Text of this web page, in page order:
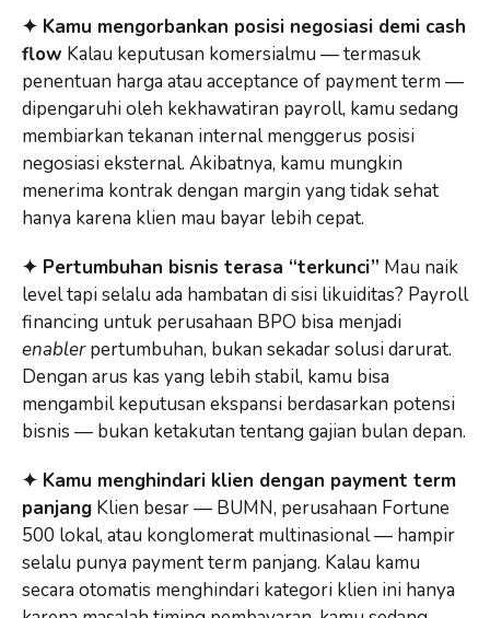
✦ Kamu mengorbankan posisi negosiasi demi cash
flow Kalau keputusan komersialmu — termasuk
penentuan harga atau acceptance of payment term —
dipengaruhi oleh kekhawatiran payroll, kamu sedang
membiarkan tekanan internal menggerus posisi
negosiasi eksternal. Akibatnya, kamu mungkin
menerima kontrak dengan margin yang tidak sehat
hanya karena klien mau bayar lebih cepat.
✦ Pertumbuhan bisnis terasa “terkunci” Mau naik
level tapi selalu ada hambatan di sisi likuiditas? Payroll
financing untuk perusahaan BPO bisa menjadi
enablerpertumbuhan, bukan sekadar solusi darurat.
Dengan arus kas yang lebih stabil, kamu bisa
mengambil keputusan ekspansi berdasarkan potensi
bisnis — bukan ketakutan tentang gajian bulan depan.
✦ Kamu menghindari klien dengan payment term
panjang Klien besar — BUMN, perusahaan Fortune
500 lokal, atau konglomerat multinasional — hampir
selalu punya payment term panjang. Kalau kamu
secara otomatis menghindari kategori klien ini hanya